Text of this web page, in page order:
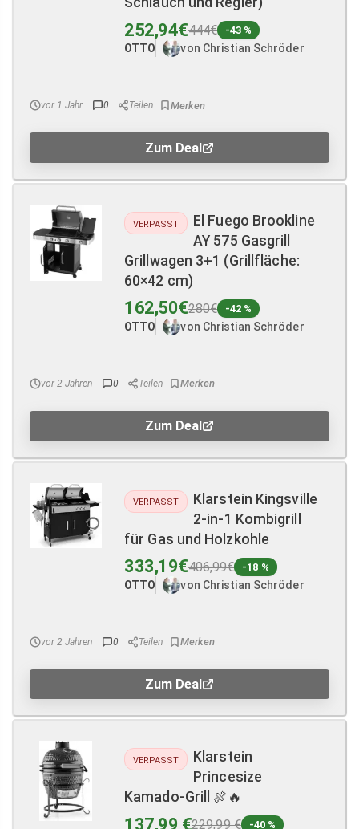
252,94€444€ -43 %
OTTO von Christian Schröder
vor 1 Jahr 0 Teilen
Zum Deal
VERPASST
El Fuego Brookline
AY 575 Gasgrill
Grillwagen 3+1 (Grillfläche:
60×42 cm)
162,50€280€ -42 %
OTTO von Christian Schröder
vor 2 Jahren 0 Teilen
Zum Deal
VERPASST
Klarstein Kingsville
2-in-1 Kombigrill
für Gas und Holzkohle
333,19€406,99€ -18 %
OTTO von Christian Schröder
vor 2 Jahren 0 Teilen
Zum Deal
VERPASST
Klarstein
Princesize
Kamado-Grill 🍖🔥
137,99 €229,99 € -40 %